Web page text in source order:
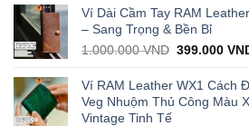
was:
1.000.000
Ví Dài Cầm Tay RAM
– Sang Trọng & Bền Bỉ
1.000.000VND Original
was:
1.000.000
399.000
Ví RAM Leather WX1 Cách
Veg Nhuộm Thủ Công Màu
Vintage Tinh Tế